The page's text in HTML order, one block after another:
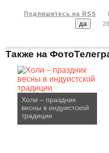
Подпишитесь на RSS
Также на
Холи – праздник
весны в индуистской
традиции